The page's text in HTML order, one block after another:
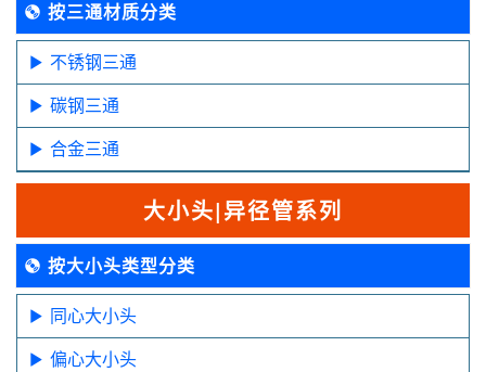
按三通材质分类
不锈钢三通
碳钢三通
合金三通
大小头|异径管系列
按大小头类型分类
同心大小头
偏心大小头